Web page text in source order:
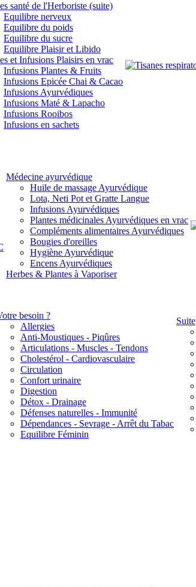
santé de l'Herboriste (suite)
Equilibre nerveux
Equilibre du poids
Equilibre du sucre
Equilibre Plaisir et Libido
et Infusions Plaisirs en vrac
Infusions Plantes & Fruits
Infusions Epicée Chai & Cacao
Infusions Ayurvédiques
Infusions Maté & Lapacho
Infusions Rooibos
Infusions en sachets
Médecine ayurvédique
Huile de massage Ayurvédique
Lota, Neti Pot et Gratte Langue
Infusions Ayurvédiques
Plantes médicinales Ayurvédiques en vrac
Compléments alimentaires Ayurvédiques
Bougies d'oreilles
Hygiène Ayurvédique
Encens Ayurvédiques
Herbes & Plantes à Vaporiser
besoin ?
Allergies
Anti-Moustiques - Piqûres
Articulations - Muscles - Tendons
Cholestérol - Cardiovasculaire
Circulation
Confort urinaire
Digestion
Détox - Drainage
Défenses naturelles - Immunité
Dépendances - Sevrage - Arrêt du Tabac
Equilibre Féminin
Suite